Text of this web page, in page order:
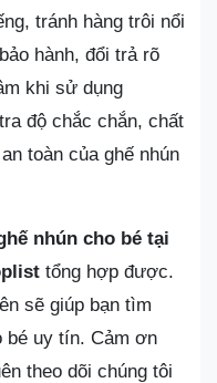
tránh hàng trôi nổi
hành, đổi trả rõ
khi sử dụng
độ chắc chắn, chất
toàn của ghế nhún
nhún cho bé tại
tổng hợp được.
sẽ giúp bạn tìm
bé uy tín. Cảm ơn
theo dõi chúng tôi